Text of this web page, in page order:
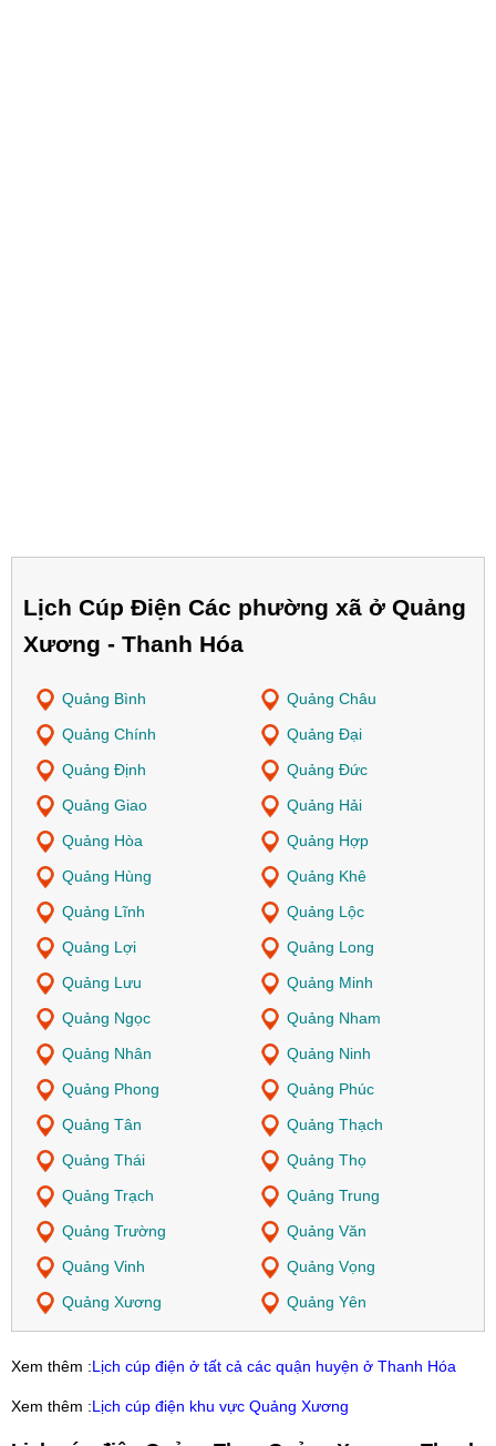
Lịch Cúp Điện Các phường xã ở Quảng
Xương - Thanh Hóa
Quảng Bình
Quảng Châu
Quảng Chính
Quảng Đại
Quảng Định
Quảng Đức
Quảng Giao
Quảng Hải
Quảng Hòa
Quảng Hợp
Quảng Hùng
Quảng Khê
Quảng Lĩnh
Quảng Lộc
Quảng Lợi
Quảng Long
Quảng Lưu
Quảng Minh
Quảng Ngọc
Quảng Nham
Quảng Nhân
Quảng Ninh
Quảng Phong
Quảng Phúc
Quảng Tân
Quảng Thạch
Quảng Thái
Quảng Thọ
Quảng Trạch
Quảng Trung
Quảng Trường
Quảng Văn
Quảng Vinh
Quảng Vọng
Quảng Xương
Quảng Yên
Xem thêm :Lịch cúp điện ở tất cả các quận huyện ở Thanh Hóa
Xem thêm :Lịch cúp điện khu vực Quảng Xương